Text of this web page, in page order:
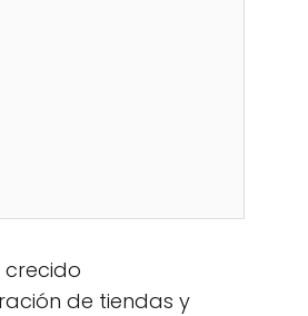
crecido
de tiendas y